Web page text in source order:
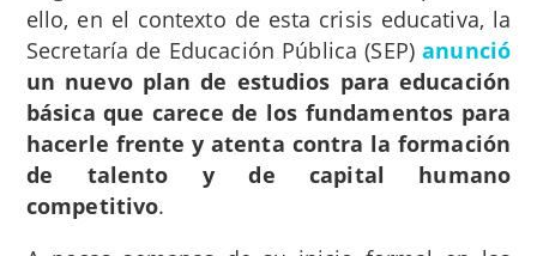
ello, en el contexto de esta crisis educativa, la
Secretaría de Educación Pública (SEP)anunció
un nuevo plan de estudios para educación
básica que carece de los fundamentos para
hacerle frente y atenta contra la formación
de talento y de capital humano
competitivo.